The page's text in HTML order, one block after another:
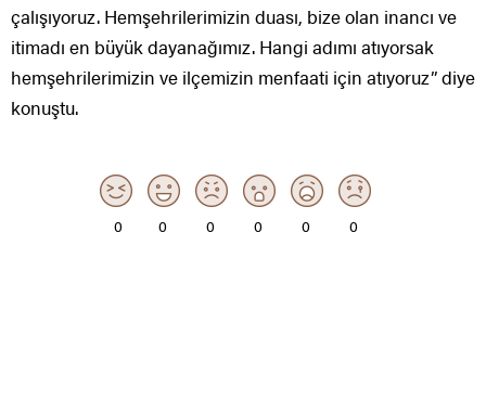
çalışıyoruz. Hemşehrilerimizin duası, bize olan inancı ve
itimadı en büyük dayanağımız. Hangi adımı atıyorsak
hemşehrilerimizin ve ilçemizin menfaati için atıyoruz” diye
konuştu.
0 0 0 0 0 0